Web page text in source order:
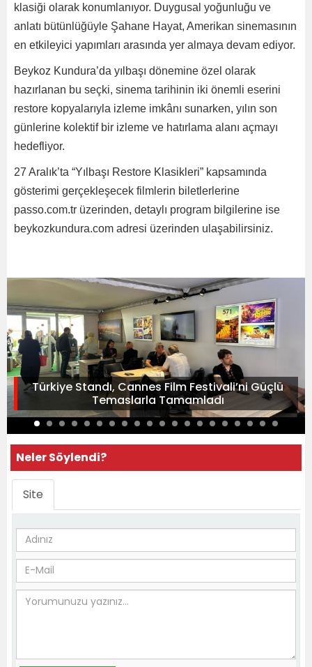
klasiği olarak konumlanıyor. Duygusal yoğunluğu ve
anlatı bütünlüğüyle Şahane Hayat, Amerikan sinemasının
en etkileyici yapımları arasında yer almaya devam ediyor.
Beykoz Kundura’da yılbaşı dönemine özel olarak
hazırlanan bu seçki, sinema tarihinin iki önemli eserini
restore kopyalarıyla izleme imkânı sunarken, yılın son
günlerine kolektif bir izleme ve hatırlama alanı açmayı
hedefliyor.
27 Aralık’ta “Yılbaşı Restore Klasikleri” kapsamında
gösterimi gerçekleşecek filmlerin biletlerlerine
passo.com.tr üzerinden, detaylı program bilgilerine ise
beykozkundura.com adresi üzerinden ulaşabilirsiniz.
Türkiye Standı, Cannes Film Festivali’ni Güçlü
Temaslarla Tamamladı
Neler Söylendi?
Site